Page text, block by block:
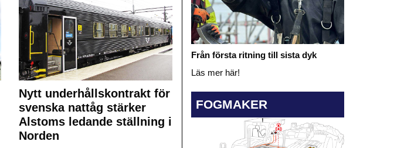
Nytt underhållskontrakt för
svenska nattåg stärker
Alstoms ledande ställning i
Norden
Från första ritning till sista dyk
Läs mer här!
FOGMAKER